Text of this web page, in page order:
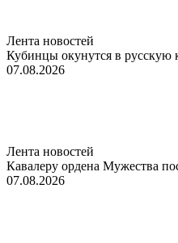
Лента новостей
Кубинцы окунутся в русскую
07.08.2026
Лента новостей
Кавалеру ордена Мужества
07.08.2026